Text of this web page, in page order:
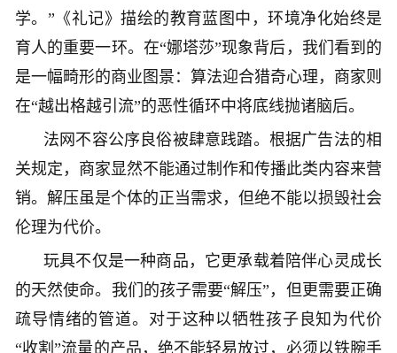
学。”《礼记》描绘的教育蓝图中，环境净化始终是
育人的重要一环。在“娜塔莎”现象背后，我们看到的
是一幅畸形的商业图景：算法迎合猎奇心理，商家则
在“越出格越引流”的恶性循环中将底线抛诸脑后。
法网不容公序良俗被肆意践踏。根据广告法的相
关规定，商家显然不能通过制作和传播此类内容来营
销。解压虽是个体的正当需求，但绝不能以损毁社会
伦理为代价。
玩具不仅是一种商品，它更承载着陪伴心灵成长
的天然使命。我们的孩子需要“解压”，但更需要正确
疏导情绪的管道。对于这种以牺牲孩子良知为代价
“收割”流量的产品，绝不能轻易放过，必须以铁腕手